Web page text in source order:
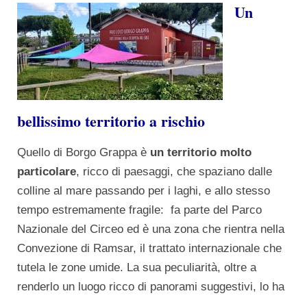
Un
bellissimo territorio a rischio
Quello di Borgo Grappa è un territorio molto
particolare, ricco di paesaggi, che spaziano dalle
colline al mare passando per i laghi, e allo stesso
tempo estremamente fragile: fa parte del Parco
Nazionale del Circeo ed è una zona che rientra nella
Convezione di Ramsar, il trattato internazionale che
tutela le zone umide. La sua peculiarità, oltre a
renderlo un luogo ricco di panorami suggestivi, lo ha